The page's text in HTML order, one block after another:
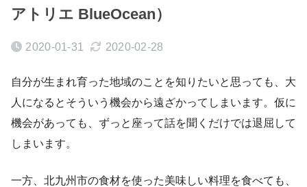
アトリエ BlueOcean）
2020-01-31 2020-02-28
自分が生まれ育った地域のことを知りたいと思っても、大
人になるとそういう機会から遠ざかってしまいます。仮に
機会があっても、ずっと座って話を聞くだけでは退屈して
しまいます。
一方、北九州市の食材を使った美味しい料理を食べても、